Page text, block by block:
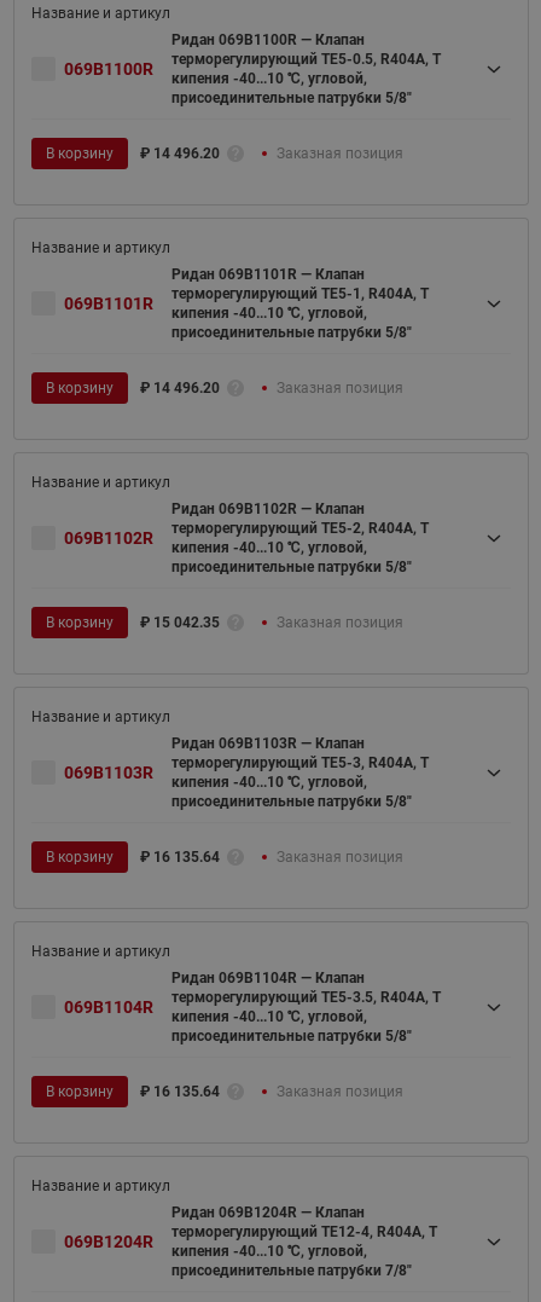
069B1100R
Ридан 069B1100R — Клапан
терморегулирующий TE5-0.5, R404A, T
кипения -40...10 ℃, угловой,
присоединительные патрубки 5/8"
В корзину ₽ 14 496.20 Заказная позиция
069B1101R
Ридан 069B1101R — Клапан
терморегулирующий TE5-1, R404A, T
кипения -40...10 ℃, угловой,
присоединительные патрубки 5/8"
В корзину ₽ 14 496.20 Заказная позиция
069B1102R
Ридан 069B1102R — Клапан
терморегулирующий TE5-2, R404A, T
кипения -40...10 ℃, угловой,
присоединительные патрубки 5/8"
В корзину ₽ 15 042.35 Заказная позиция
069B1103R
Ридан 069B1103R — Клапан
терморегулирующий TE5-3, R404A, T
кипения -40...10 ℃, угловой,
присоединительные патрубки 5/8"
В корзину ₽ 16 135.64 Заказная позиция
069B1104R
Ридан 069B1104R — Клапан
терморегулирующий TE5-3.5, R404A, T
кипения -40...10 ℃, угловой,
присоединительные патрубки 5/8"
В корзину ₽ 16 135.64 Заказная позиция
069B1204R
Ридан 069B1204R — Клапан
терморегулирующий TE12-4, R404A, T
кипения -40...10 ℃, угловой,
присоединительные патрубки 7/8"